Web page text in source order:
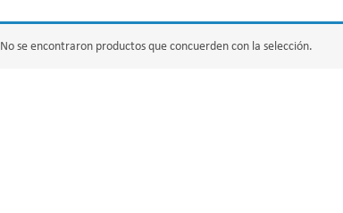
No se encontraron productos que concuerden con la selección.